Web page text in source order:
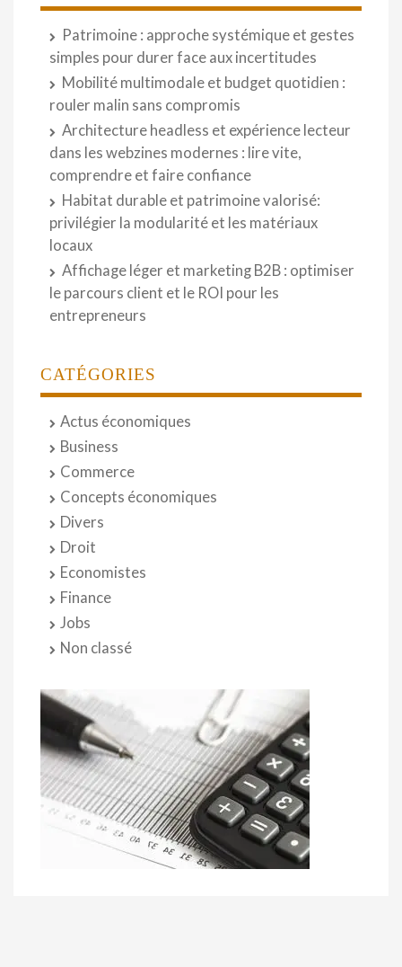
Patrimoine : approche systémique et gestes
simples pour durer face aux incertitudes
Mobilité multimodale et budget quotidien :
rouler malin sans compromis
Architecture headless et expérience lecteur
dans les webzines modernes : lire vite,
comprendre et faire confiance
Habitat durable et patrimoine valorisé:
privilégier la modularité et les matériaux
locaux
Affichage léger et marketing B2B : optimiser
le parcours client et le ROI pour les
entrepreneurs
CATÉGORIES
Actus économiques
Business
Commerce
Concepts économiques
Divers
Droit
Economistes
Finance
Jobs
Non classé